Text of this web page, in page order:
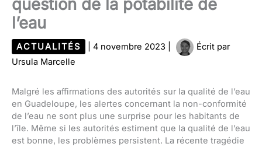
question de la potabilité de
l’eau
ACTUALITÉS 4 novembre 2023
Écrit par
Ursula Marcelle
Malgré les affirmations des autorités sur la qualité de l’eau
en Guadeloupe, les alertes concernant la non-conformité
de l’eau ne sont plus une surprise pour les habitants de
l’île. Même si les autorités estiment que la qualité de l’eau
est bonne, les problèmes persistent. La récente tragédie